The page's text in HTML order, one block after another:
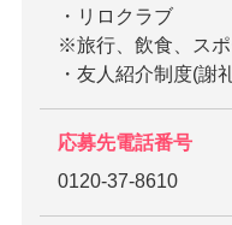
・リロクラブ
※旅行、飲食、スポ
・友人紹介制度(謝
応募先電話番号
0120-37-8610